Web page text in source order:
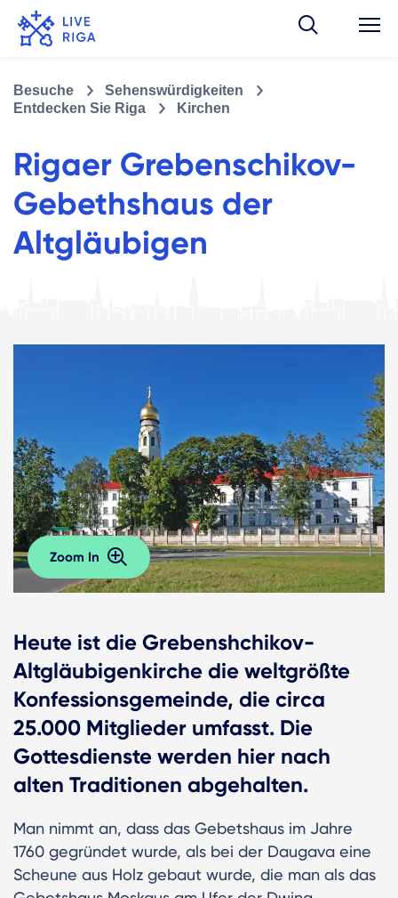
Besuche
Sehenswürdigkeiten
Entdecken Sie Riga
Kirchen
Rigaer Grebenschikov-
Gebethshaus der
Altgläubigen
Zoom In
Heute ist die Grebenshchikov-
Altgläubigenkirche die weltgrößte
Konfessionsgemeinde, die circa
25.000 Mitglieder umfasst. Die
Gottesdienste werden hier nach
alten Traditionen abgehalten.
Man nimmt an, dass das Gebetshaus im Jahre
1760 gegründet wurde, als bei der Daugava eine
Scheune aus Holz gebaut wurde, die man als das